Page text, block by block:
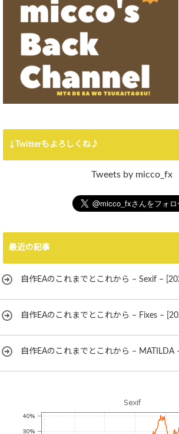
↓Twitterもよろしくね♪
Tweets by micco_fx
最近の記事
自作EAのこれまでとこれから – Sexif –
自作EAのこれまでとこれから – Fixes –
自作EAのこれまでとこれから – MATILDA